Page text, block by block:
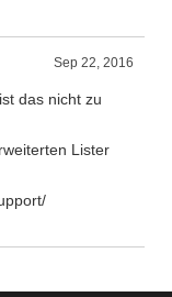
Sep 22, 2016
das nicht zu
Lister